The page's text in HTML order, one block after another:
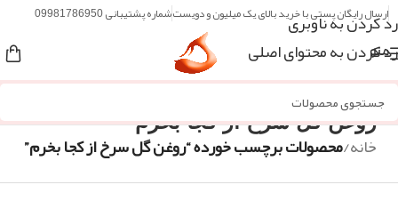
رد کردن به ناوبری
رد کردن به محتوای اصلی
ارسال رایگان پستی با خرید بالای یک میلیون و دویستشماره پشتیبانی 09981786950
منو
روغن گل سرخ از کجا بخرم
خانه/محصولات برچسب خورده “روغن گل سرخ از کجا بخرم”